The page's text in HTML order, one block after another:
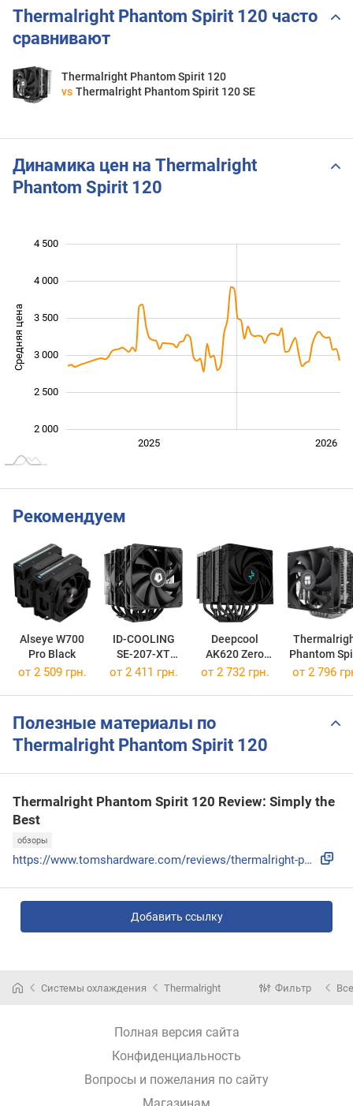
Thermalright Phantom Spirit 120 часто
сравнивают
Thermalright Phantom Spirit 120
vs Thermalright Phantom Spirit 120 SE
Динамика цен на Thermalright
Phantom Spirit 120
Средняя цена
2 000
2 500
3 000
3 500
4 000
4 500
2025 2026
Рекомендуем
Alseye W700
Pro Black
ID-COOLING
SE-207-XT
Advanced
Deepcool
AK620 Zero
Dark
Phantom
120 SE
от 2 509 грн. от 2 411 грн. от 2 732 грн. от 2 796
Полезные материалы по
Thermalright Phantom Spirit 120
Thermalright Phantom Spirit 120 Review: Simply the
Best
обзоры
https://www.tomshardware.com/reviews/thermalright-phantom-s...
Добавить ссылку
Системы охлаждения Thermalright Фильтр
Полная версия сайта
Конфиденциальность
Вопросы и пожелания по сайту